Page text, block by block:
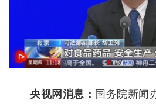
央视网消息： 国务院新闻